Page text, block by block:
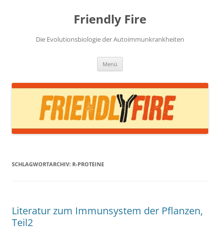
Friendly Fire
Die Evolutionsbiologie der Autoimmunkrankheiten
Menü
SCHLAGWORTARCHIV: R-PROTEINE
Literatur zum Immunsystem der Pflanzen,
Teil2